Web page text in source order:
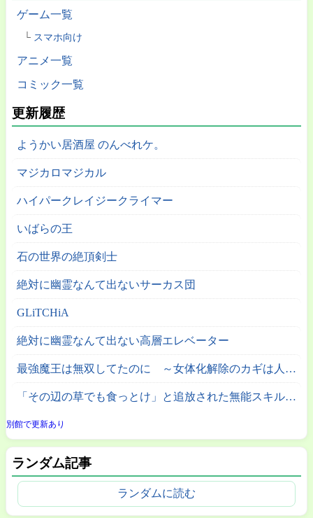
ゲーム一覧
スマホ向け
アニメ一覧
コミック一覧
更新履歴
ようかい居酒屋 のんべれケ。
マジカロマジカル
ハイパークレイジークライマー
いばらの王
石の世界の絶頂剣士
絶対に幽霊なんて出ないサーカス団
GLiTCHiA
絶対に幽霊なんて出ない高層エレベーター
最強魔王は無双してたのに ～女体化解除のカギは人助けの旅でした～
「その辺の草でも食っとけ」と追放された無能スキル【植物食い】持ち転生者、エルフの里で幻の植物を食べて無双する
別館で更新あり
ランダム記事
ランダムに読む